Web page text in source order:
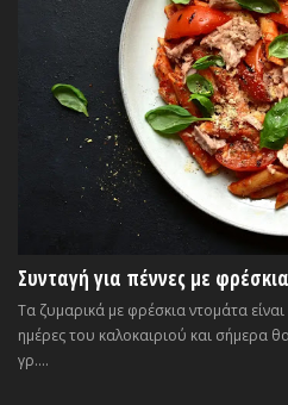
Συνταγή για πέννες με
Τα ζυμαρικά με φρέσκια ντομάτα είναι
ημέρες του καλοκαιριού και σήμερα
γρ....